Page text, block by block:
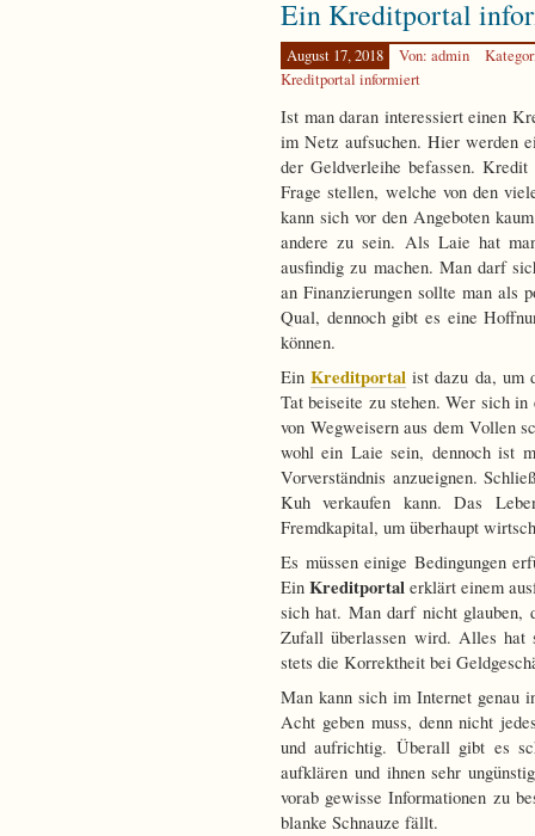
Ein Kreditportal
August 17, 2018 Von: admin
Kreditportal informiert
Ist man daran interessiert einen
im Netz aufsuchen. Hier werden
der Geldverleihe befassen.
Frage stellen, welche von den
kann sich vor den Angeboten
andere zu sein. Als Laie hat
ausfindig zu machen. Man darf
an Finanzierungen sollte man als
Qual, dennoch gibt es eine
können.
EinKreditportal ist dazu da, um
Tat beiseite zu stehen. Wer sich
von Wegweisern aus dem Vollen
wohl ein Laie sein, dennoch ist
Vorverständnis anzueignen.
Kuh verkaufen kann. Das
Fremdkapital, um überhaupt
Es müssen einige Bedingungen
Ein Kreditportal erklärt einem
sich hat. Man darf nicht glauben,
Zufall überlassen wird. Alles hat
stets die Korrektheit bei
Man kann sich im Internet genau
Acht geben muss, denn nicht
und aufrichtig. Überall gibt es
aufklären und ihnen sehr
vorab gewisse Informationen zu
blanke Schnauze fällt.